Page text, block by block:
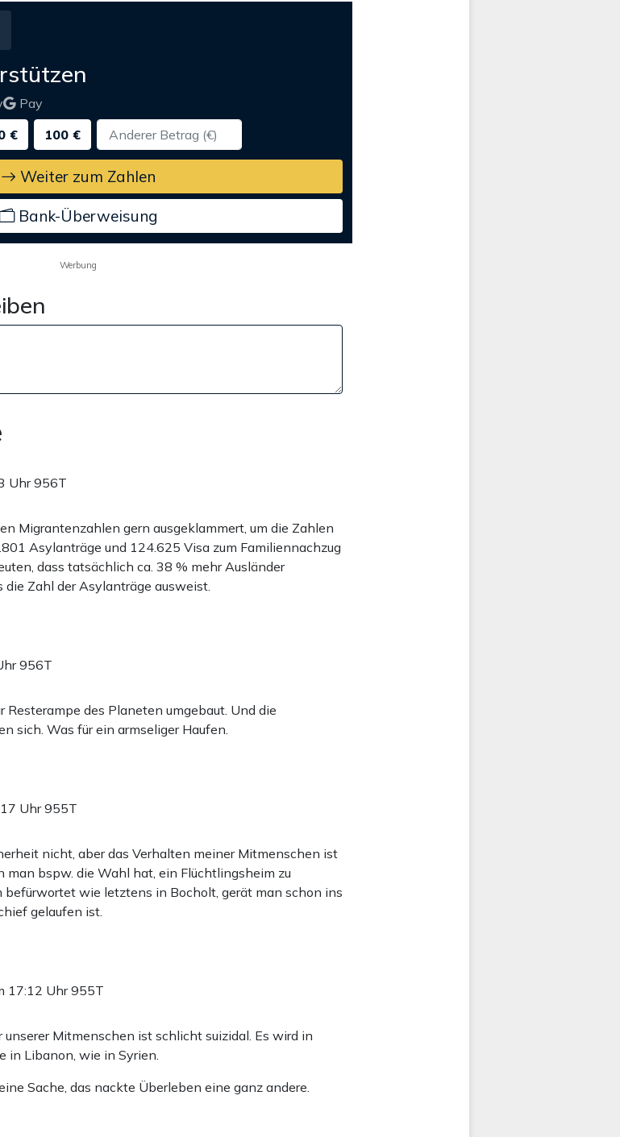
Pay
€ 100 €
Weiter zum Zahlen
Bank-Überweisung
Werbung
Uhr956T
Migrantenzahlen gern ausgeklammert, um die Zahlen
Asylanträge und 124.625 Visa zum Familiennachzug
dass tatsächlich ca. 38 % mehr Ausländer
Zahl der Asylanträge ausweist.
956T
Resterampe des Planeten umgebaut. Und die
sich. Was für ein armseliger Haufen.
Uhr955T
nicht, aber das Verhalten meiner Mitmenschen ist
man bspw. die Wahl hat, ein Flüchtlingsheim zu
befürwortet wie letztens in Bocholt, gerät man schon ins
gelaufen ist.
17:12 Uhr955T
unserer Mitmenschen ist schlicht suizidal. Es wird in
in Libanon, wie in Syrien.
Sache, das nackte Überleben eine ganz andere.